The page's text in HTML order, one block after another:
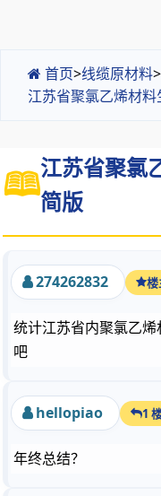
首页>线缆原材料>
江苏省聚氯乙烯材料
江苏省聚氯
简版
274262832 楼
统计江苏省内聚氯乙
吧
hellopiao 1
年终总结？